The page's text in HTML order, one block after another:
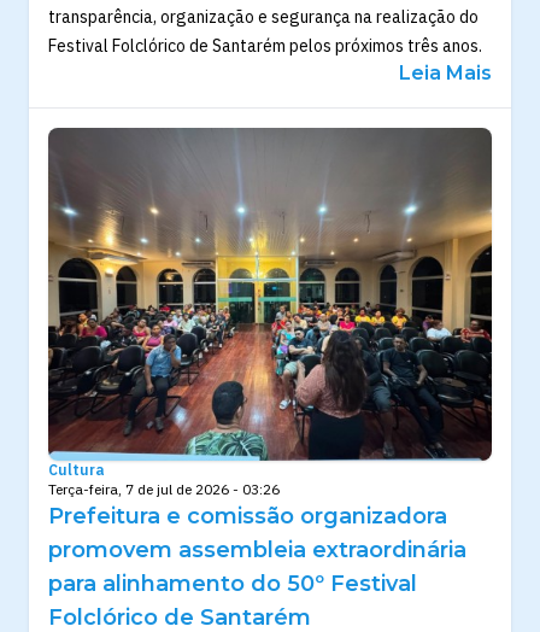
transparência, organização e segurança na realização do
Festival Folclórico de Santarém pelos próximos três anos.
Leia Mais
Cultura
Terça-feira, 7 de jul de 2026 - 03:26
Prefeitura e comissão organizadora
promovem assembleia extraordinária
para alinhamento do 50º Festival
Folclórico de Santarém